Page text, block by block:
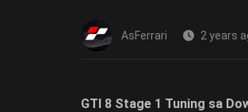
AsFerrari 2 years
GTI 8 Stage 1 Tuning sa